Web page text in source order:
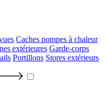
Caches pompes à chaleur
extérieures Garde-corps
Portillons Stores extérieurs